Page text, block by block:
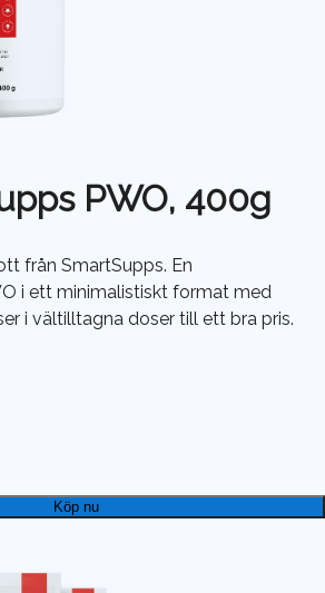
PWO, 400g
från SmartSupps. En
i ett minimalistiskt format med
i vältilltagna doser till ett bra pris.
Köp nu